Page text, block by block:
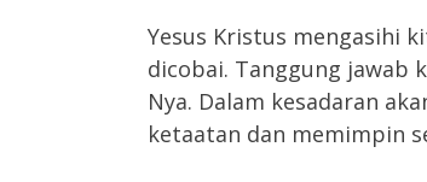
Yesus Kristus mengasihi
dicobai. Tanggung jawab
Nya. Dalam kesadaran
ketaatan dan memimpin